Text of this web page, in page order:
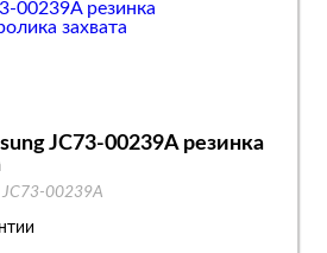
JC73-00239A резинка
JC73-00239A